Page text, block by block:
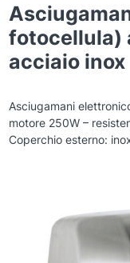
fotocellula)
acciaio inox
Asciugamani
motore 250W –
Coperchio esterno: